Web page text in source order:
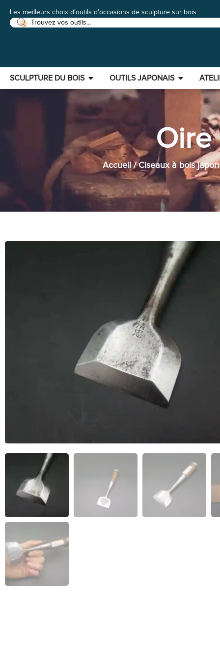
Les meilleurs choix d’outils d’occasions de sculpture sur bois
SCULPTURE DU BOIS OUTILS JAPONAIS
Oire
Accueil/Ciseaux à bois